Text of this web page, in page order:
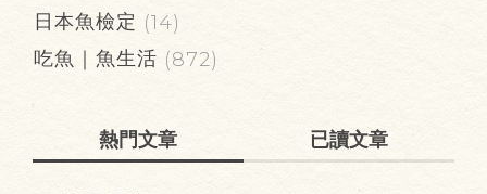
日本魚檢定 (14)
吃魚｜魚生活 (872)
熱門文章 已讀文章